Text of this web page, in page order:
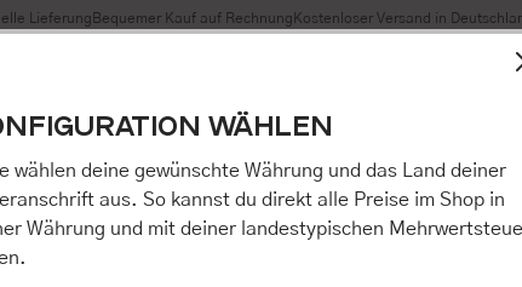
Lieferung Bequemer Kauf auf Rechnung Kostenloser Versand in
um eine bestmögliche Erfahrung bieten zu können.
Alles akzeptieren / etc.]“ erteilen Sie Ihre Einwilligung
an unseren Partner, die shopware AG (Ebbinghoff 10,
Ihnen nicht persönlich zuordnen kann, sie aber zu
verarbeiten darf. Mit Klick auf
Sie Ihre Einwilligung auch in die Weitergabe über Ihr
AG (Ebbinghoff 10, 48624 Schöppingen,
WÄHLEN
wählen deine gewünschte Währung und das Land deiner
aus. So kannst du direkt alle Preise im Shop in
Währung und mit deiner landestypischen